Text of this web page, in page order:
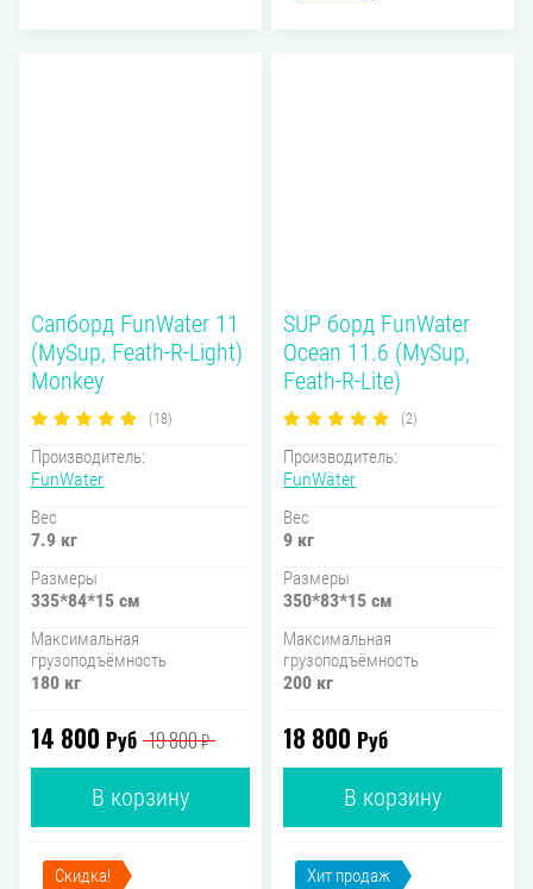
Сапборд FunWater 11
(MySup, Feath-R-Light)
Monkey
(18)
Производитель:
FunWater
Вес
7.9 кг
Размеры
335*84*15 см
Максимальная
грузоподъёмность
180 кг
14 800 Руб 19 800₽
В корзину
Скидка!
SUP борд FunWater
Ocean 11.6 (MySup,
Feath-R-Lite)
(2)
Производитель:
FunWater
Вес
9 кг
Размеры
350*83*15 см
Максимальная
грузоподъёмность
200 кг
18 800 Руб
В корзину
Хит продаж